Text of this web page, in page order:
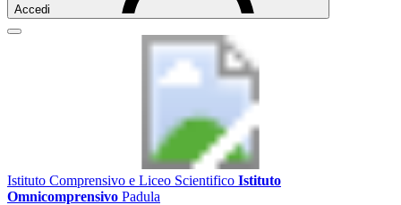
Accedi
Istituto Comprensivo e Liceo Scientifico Istituto
Omnicomprensivo Padula